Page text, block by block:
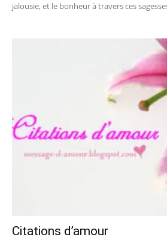
jalousie, et le bonheur à travers ces
Citations d’amour